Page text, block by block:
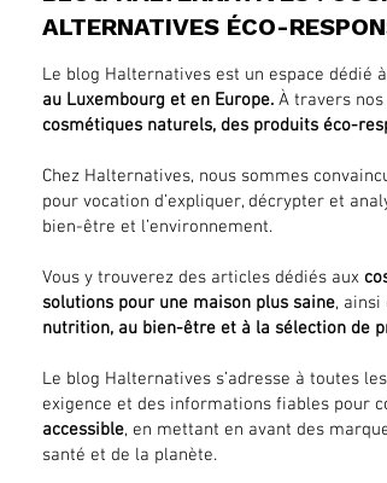
ALTERNATIVES ÉCO-
Le blog Halternatives est un espace dédié
au Luxembourg et en Europe. À travers
cosmétiques naturels, des produits éco-
Chez Halternatives, nous sommes
pour vocation d’expliquer, décrypter et
bien-être et l’environnement.
Vous y trouverez des articles dédiés aux
solutions pour une maison plus saine, ainsi
nutrition, au bien-être et à la sélection de
Le blog Halternatives s’adresse à toutes
exigence et des informations fiables pour
accessible, en mettant en avant des
santé et de la planète.